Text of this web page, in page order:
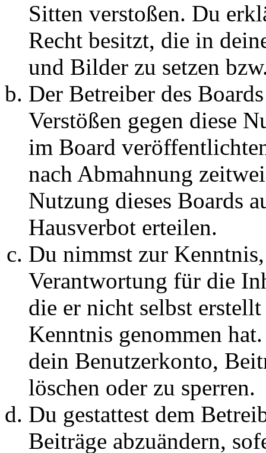
Sitten verstoßen. Du
Recht besitzt, die in
und Bilder zu setzen
Der Betreiber des
Verstößen gegen diese
im Board
nach Abmahnung
Nutzung dieses Boards
Hausverbot erteilen.
Du nimmst zur
Verantwortung für die
die er nicht selbst
Kenntnis genommen
dein Benutzerkonto,
löschen oder zu sperren.
Du gestattest dem
Beiträge abzuändern,